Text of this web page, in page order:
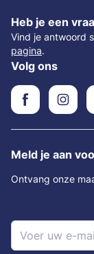
Heb je een
Vind je antwoord
pagina.
Volg ons
Meld je aan
Ontvang onze